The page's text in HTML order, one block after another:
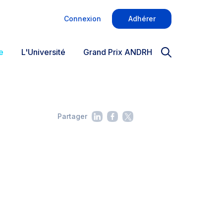
Connexion Adhérer
L'Université Grand Prix ANDRH
Partager